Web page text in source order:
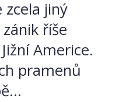
zcela jiný
říše
Americe.
pramenů